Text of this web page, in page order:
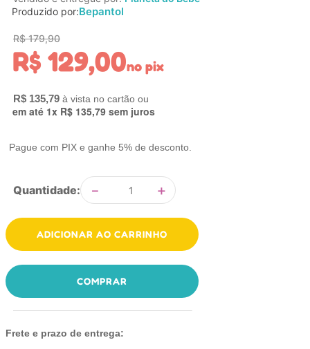
Produzido por:Bepantol
R$ 179,90
R$ 129,00no pix
R$ 135,79
em até 1x R$ 135,79 sem juros
Pague com PIX e ganhe 5% de desconto.
Quantidade ＋
－
ADICIONAR AO CARRINHO
COMPRAR
Frete e prazo de entrega:
brinquedo banho
10 º brinquedo